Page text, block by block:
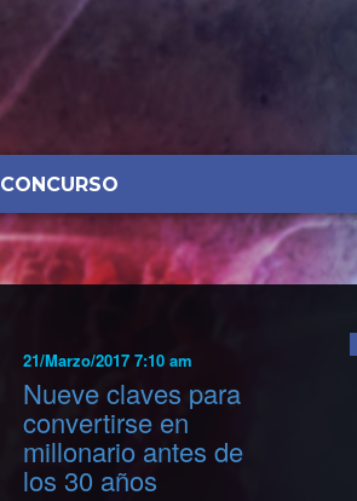
CONCURSO
21/Marzo/2017 7:10 am
Nueve claves para
convertirse en
millonario antes de
los 30 años